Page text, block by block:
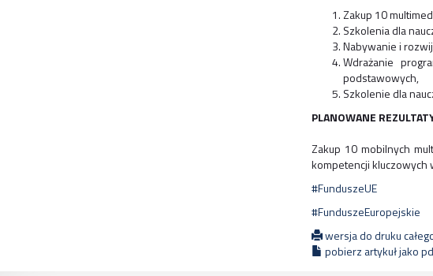
Zakup 10
Szkolenia dla
Nabywanie i
Wdrażanie
podstawowych,
Szkolenie dla
PLANOWANE
Zakup 10 mobilnych
kompetencji kluczowych
#FunduszeUE
#FunduszeEuropejskie
wersja do druku
pobierz artykuł jako